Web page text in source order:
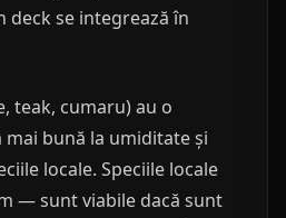
deck se integrează în
teak, cumaru) au o
bună la umiditate și
locale. Speciile locale
— sunt viabile dacă sunt